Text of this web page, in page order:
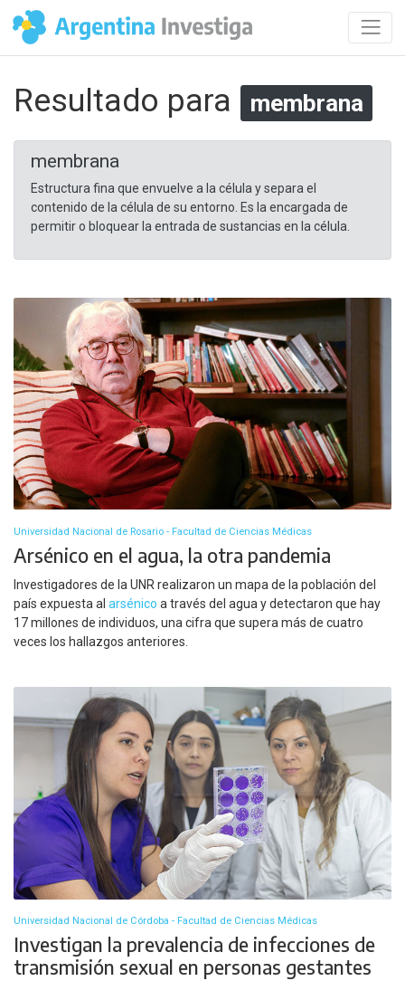
Resultado para membrana
membrana
Estructura fina que envuelve a la célula y separa el
contenido de la célula de su entorno. Es la encargada de
permitir o bloquear la entrada de sustancias en la célula.
Universidad Nacional de Rosario - Facultad de Ciencias Médicas
Arsénico en el agua, la otra pandemia
Investigadores de la UNR realizaron un mapa de la población del
país expuesta al arsénico a través del agua y detectaron que hay
17 millones de individuos, una cifra que supera más de cuatro
veces los hallazgos anteriores.
Universidad Nacional de Córdoba - Facultad de Ciencias Médicas
Investigan la prevalencia de infecciones de
transmisión sexual en personas gestantes